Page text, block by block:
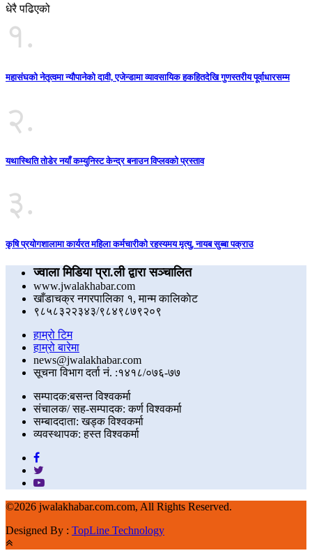
धेरै पढिएको
१.
महासंघको नेतृत्वमा न्यौपानेको दावी, एजेन्डामा व्यावसायिक हकहितदेखि गुणस्तरीय पूर्वाधारसम्म
२.
यथास्थिति तोडेर नयाँ कम्युनिस्ट केन्द्र बनाउन विप्लवको प्रस्ताव
३.
कृषि प्रयोगशालामा कार्यरत महिला कर्मचारीको रहस्यमय मृत्यु, नायब सुब्बा पक्राउ
ज्वाला मिडिया प्रा.ली द्वारा सञ्चालित
www.jwalakhabar.com
खाँडाचक्र नगरपालिका १, मान्म कालिकाेट
९८५८३२२३४३/९८४९८७९२०९
हाम्रो टिम
हाम्रो बारेमा
news@jwalakhabar.com
सूचना विभाग दर्ता नं. :१४१८/०७६-७७
सम्पादक:बसन्त विश्वकर्मा
संचालक/ सह-सम्पादक: कर्ण विश्वकर्मा
सम्बाददाता: खड्क विश्वकर्मा
व्यवस्थापक: हस्त विश्वकर्मा
©2026 jwalakhabar.com.com, All Rights Reserved.
Designed By : TopLine Technology